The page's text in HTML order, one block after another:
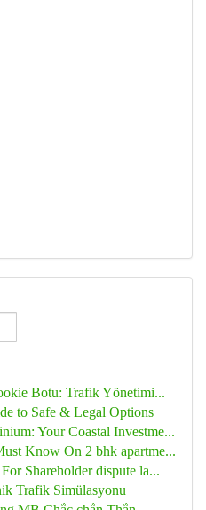
Botu: Trafik Yönetimi...
to Safe & Legal Options
Your Coastal Investme...
Know On 2 bhk apartme...
Shareholder dispute la...
Trafik Simülasyonu